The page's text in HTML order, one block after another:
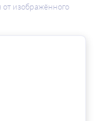
изображённого